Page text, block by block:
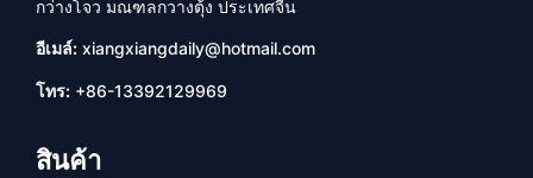
กว่างโจว มณฑลกวางตุ้ง ประเทศจีน
อีเมล์: xiangxiangdaily@hotmail.com
โทร: +86-13392129969
สินค้า